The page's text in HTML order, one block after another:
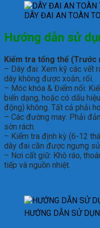
DÂY ĐAI AN TOÀN
Hướng dẫn sử
Kiểm tra tổng thể (Trước
– Dây đai: Xem kỹ các vết
dây không được xoắn, rối.
– Móc khóa & Điểm nối:
biến dạng, hoặc có dấu
động) không. Tất cả phải
– Các đường may: Phải
sờn rách.
– Kiểm tra định kỳ (6-12
dây đai cần được ngưng
– Nơi cất giữ: Khô ráo,
tiếp và nguồn nhiệt.
HƯỚNG DẪN SỬ